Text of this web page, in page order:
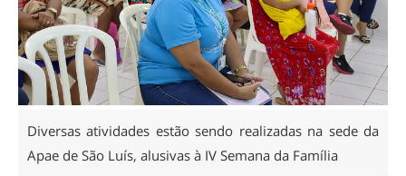
Diversas atividades estão sendo realizadas na sede da
Apae de São Luís, alusivas à IV Semana da Família